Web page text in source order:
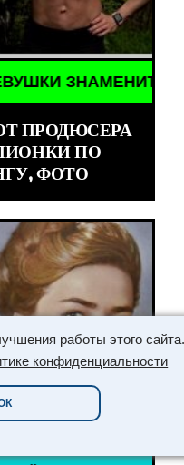
работы этого сайта.
конфиденциальности
ПРОДЮСЕРА
ПО
ФОТО